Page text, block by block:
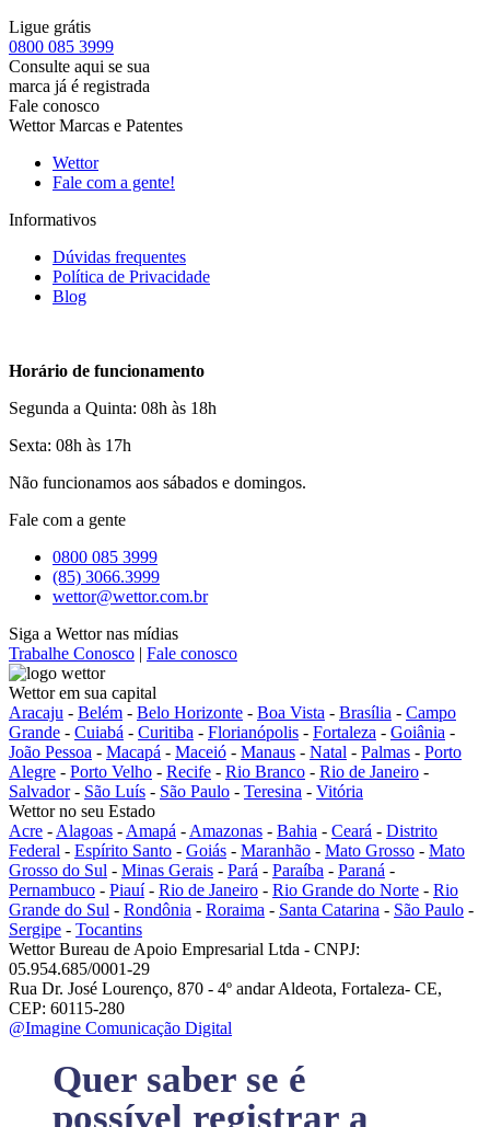
Ligue grátis
0800 085 3999
Consulte aqui se sua
marca já é registrada
Fale conosco
Wettor Marcas e Patentes
Wettor
Fale com a gente!
Informativos
Dúvidas frequentes
Política de Privacidade
Blog
Horário de funcionamento
Segunda a Quinta: 08h às 18h
Sexta: 08h às 17h
Não funcionamos aos sábados e domingos.
Fale com a gente
0800 085 3999
(85) 3066.3999
wettor@wettor.com.br
Siga a Wettor nas mídias
Trabalhe Conosco | Fale conosco
Wettor em sua capital
Aracaju - Belém - Belo Horizonte - Boa Vista - Brasília - Campo
Grande - Cuiabá - Curitiba - Florianópolis - Fortaleza - Goiânia -
João Pessoa - Macapá - Maceió - Manaus - Natal - Palmas - Porto
Alegre - Porto Velho - Recife - Rio Branco - Rio de Janeiro -
Salvador- São Luís - São Paulo - Teresina - Vitória
Wettor no seu Estado
Acre - Alagoas - Amapá - Amazonas - Bahia - Ceará - Distrito
Federal - Espírito Santo - Goiás - Maranhão - Mato Grosso - Mato
Grosso do Sul - Minas Gerais - Pará - Paraíba - Paraná -
Pernambuco - Piauí- Rio de Janeiro - Rio Grande do Norte - Rio
Grande do Sul - Rondônia - Roraima - Santa Catarina - São Paulo -
Sergipe - Tocantins
Wettor Bureau de Apoio Empresarial Ltda - CNPJ:
05.954.685/0001-29
Rua Dr. José Lourenço, 870 - 4º andar Aldeota, Fortaleza- CE,
CEP: 60115-280
@Imagine Comunicação Digital
Quer saber se é
possível registrar a